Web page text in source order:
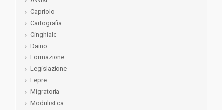
Capriolo
Cartografia
Cinghiale
Daino
Formazione
Legislazione
Lepre
Migratoria
Modulistica